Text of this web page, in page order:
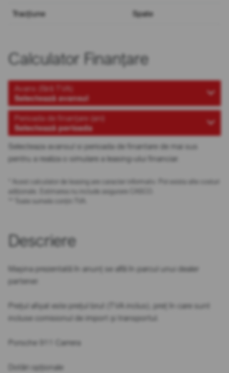
Tracțiune Spate
Calculator Finanțare
Avans (fără TVA)
Selectează avansul
Perioada de finanțare (ani)
Selectează perioada
Selecteaza avansul si perioada de finantare de mai sus
pentru a realiza o simulare a leasing-ului financiar.
* Acest calculator de leasing are caracter informativ. Pot exista alte costuri
adiționale. Estimarea nu include asigurare CASCO.
** Toate sumele conțin TVA.
Descriere
Mașina prezentată în anunț se află în parcul unui dealer
partener.
Prețul afișat este prețul brut (TVA inclus), preț în care sunt
incluse comisionul de import și transportul.
Porsche 911 Carrera
Dotări opționale